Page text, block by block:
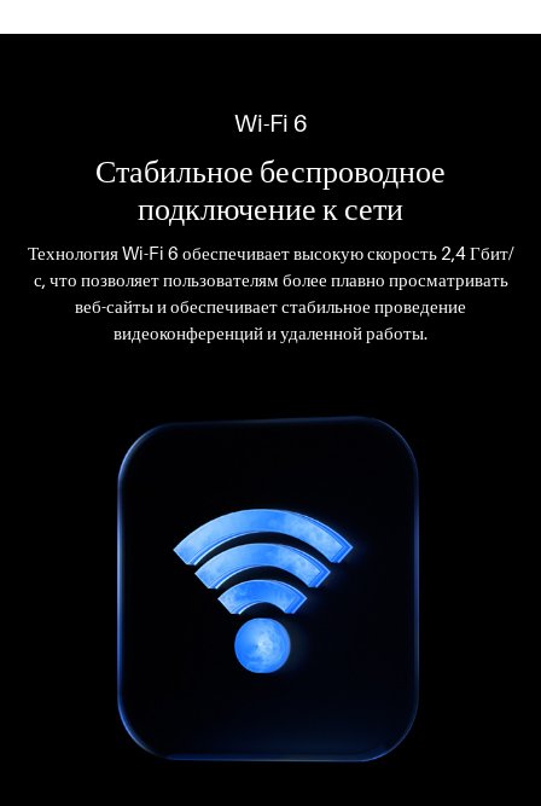
Wi-Fi 6
Стабильное беспроводное
подключение к сети
Технология Wi-Fi 6 обеспечивает высокую скорость 2,4 Гбит/
с, что позволяет пользователям более плавно просматривать
веб-сайты и обеспечивает стабильное проведение
видеоконференций и удаленной работы.